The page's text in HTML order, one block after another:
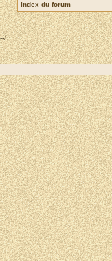
Index du forum
--/